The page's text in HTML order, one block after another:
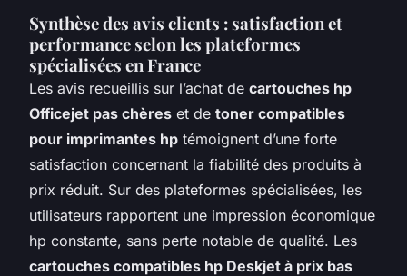
Synthèse des avis clients : satisfaction et
performance selon les plateformes
spécialisées en France
Les avis recueillis sur l’achat de cartouches hp
Officejet pas chères et de toner compatibles
pour imprimantes hp témoignent d’une forte
satisfaction concernant la fiabilité des produits à
prix réduit. Sur des plateformes spécialisées, les
utilisateurs rapportent une impression économique
hp constante, sans perte notable de qualité. Les
cartouches compatibles hp Deskjet à prix bas